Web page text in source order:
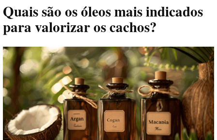
Quais são os óleos mais indicados
para valorizar os cachos?